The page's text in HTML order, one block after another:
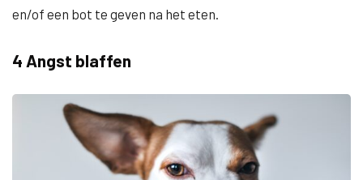
en/of een bot te geven na het eten.
4 Angst blaffen